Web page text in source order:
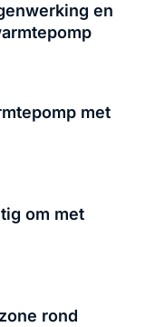
en
met
om met
rond